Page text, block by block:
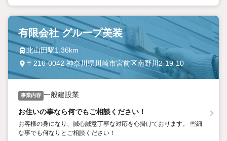
有限会社 グループ美装
北山田駅1.36km
〒216-0042 神奈川県川崎市宮前区南野川2-19-10
事業内容 一般建設業
お住いの事なら何でもご相談ください！
お客様の身になり、誠心誠意丁寧な対応を心掛けております。 些細
な事でも何なりとご相談ください！